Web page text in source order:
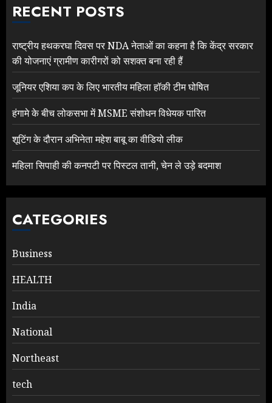
RECENT POSTS
राष्ट्रीय हथकरघा दिवस पर NDA नेताओं का कहना है कि केंद्र सरकार
की योजनाएं ग्रामीण कारीगरों को सशक्त बना रही हैं
जूनियर एशिया कप के लिए भारतीय महिला हॉकी टीम घोषित
हंगामे के बीच लोकसभा में MSME संशोधन विधेयक पारित
शूटिंग के दौरान अभिनेता महेश बाबू का वीडियो लीक
महिला सिपाही की कनपटी पर पिस्टल तानी, चेन ले उड़े बदमाश
CATEGORIES
Business
HEALTH
India
National
Northeast
tech